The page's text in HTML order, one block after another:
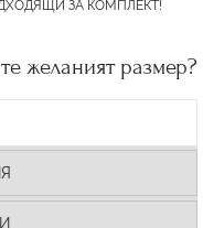
ЗА КОМПЛЕКТ!
желаният размер?